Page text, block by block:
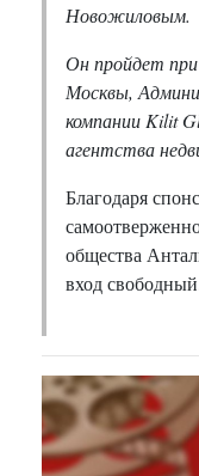
Новожиловым.
Он пройдет
Москвы,
компании Kilit
агентства
Благодаря
общества
вход